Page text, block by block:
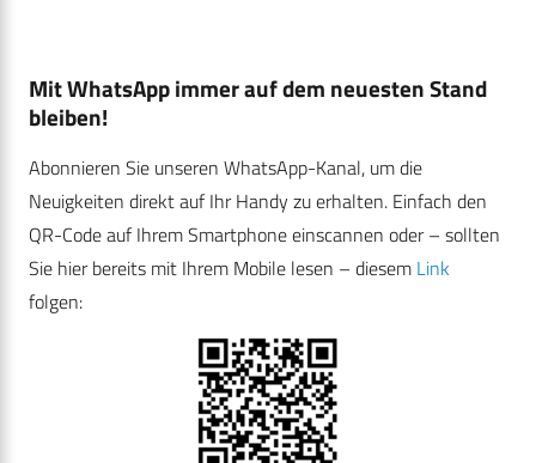
Mit WhatsApp immer auf dem neuesten Stand
bleiben!
Abonnieren Sie unseren WhatsApp-Kanal, um die
Neuigkeiten direkt auf Ihr Handy zu erhalten. Einfach den
QR-Code auf Ihrem Smartphone einscannen oder – sollten
Sie hier bereits mit Ihrem Mobile lesen – diesem Link
folgen: